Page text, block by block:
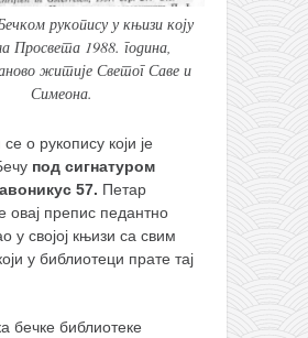
рукопису у књизи коју
Просвета 1988. година,
житије Светог Саве и
Симеона.
о рукопису који је
под сигнатуром
57. Петар
овај препис педантно
у својој књизи са свим
у библиотеци прате тај
бечке библиотеке